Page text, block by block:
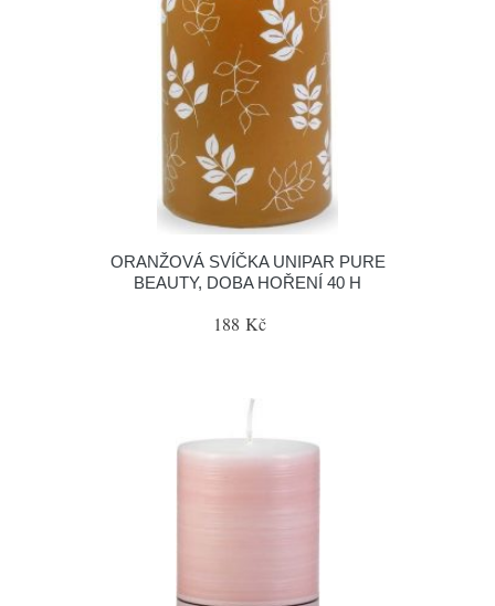
ORANŽOVÁ SVÍČKA UNIPAR PURE
BEAUTY, DOBA HOŘENÍ 40 H
188 Kč